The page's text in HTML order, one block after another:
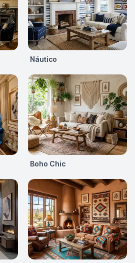
Náutico
Boho Chic